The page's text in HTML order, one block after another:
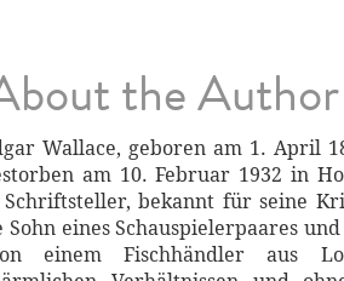
the Author
Wallace, geboren am 1. April
am 10. Februar 1932 in
Schriftsteller, bekannt für seine
eines Schauspielerpaares
einem Fischhändler aus